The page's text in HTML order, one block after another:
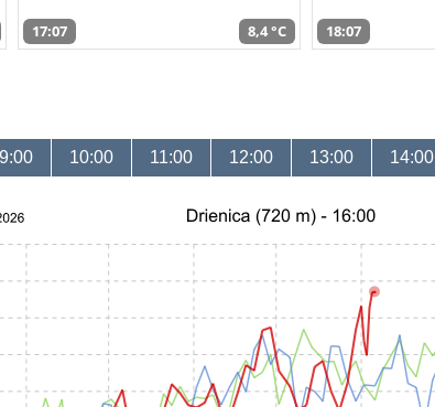
17:07 8,4 °C 18:07
10:00 11:00 12:00 13:00 14:00